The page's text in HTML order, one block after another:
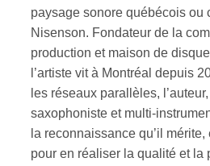
paysage sonore québécois ou
Nisenson. Fondateur de la
production et maison de
l’artiste vit à Montréal depuis
les réseaux parallèles,
saxophoniste et multi-
la reconnaissance qu’il
pour en réaliser la qualité et la